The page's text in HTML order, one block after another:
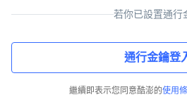
若你已設置通行
通行金鑰登
繼續即表示您同意酷澎的使用